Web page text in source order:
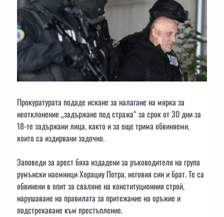
Прокуратурата подаде искане за налагане на мярка за
неотклонение „задържане под стража“ за срок от 30 дни за
18-те задържани лица, както и за още трима обвиняеми,
които са издирвани задочно.
Заповеди за арест бяха издадени за ръководителя на група
румънски наемници Хорациу Потра, неговия син и брат. Те са
обвинени в опит за сваляне на конституционния строй,
нарушаване на правилата за притежание на оръжие и
подстрекаване към престъпление.